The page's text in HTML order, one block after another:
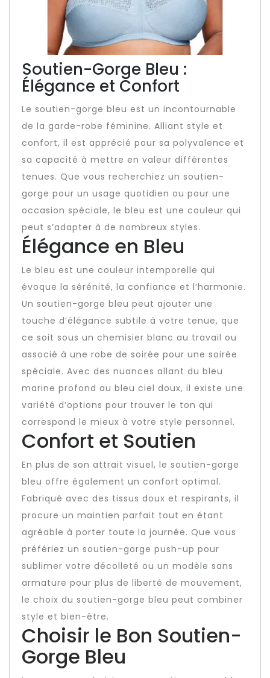
Soutien-Gorge Bleu :
Élégance et Confort
Le soutien-gorge bleu est un incontournable
de la garde-robe féminine. Alliant style et
confort, il est apprécié pour sa polyvalence et
sa capacité à mettre en valeur différentes
tenues. Que vous recherchiez un soutien-
gorge pour un usage quotidien ou pour une
occasion spéciale, le bleu est une couleur qui
peut s’adapter à de nombreux styles.
Élégance en Bleu
Le bleu est une couleur intemporelle qui
évoque la sérénité, la confiance et l’harmonie.
Un soutien-gorge bleu peut ajouter une
touche d’élégance subtile à votre tenue, que
ce soit sous un chemisier blanc au travail ou
associé à une robe de soirée pour une soirée
spéciale. Avec des nuances allant du bleu
marine profond au bleu ciel doux, il existe une
variété d’options pour trouver le ton qui
correspond le mieux à votre style personnel.
Confort et Soutien
En plus de son attrait visuel, le soutien-gorge
bleu offre également un confort optimal.
Fabriqué avec des tissus doux et respirants, il
procure un maintien parfait tout en étant
agréable à porter toute la journée. Que vous
préfériez un soutien-gorge push-up pour
sublimer votre décolleté ou un modèle sans
armature pour plus de liberté de mouvement,
le choix du soutien-gorge bleu peut combiner
style et bien-être.
Choisir le Bon Soutien-
Gorge Bleu